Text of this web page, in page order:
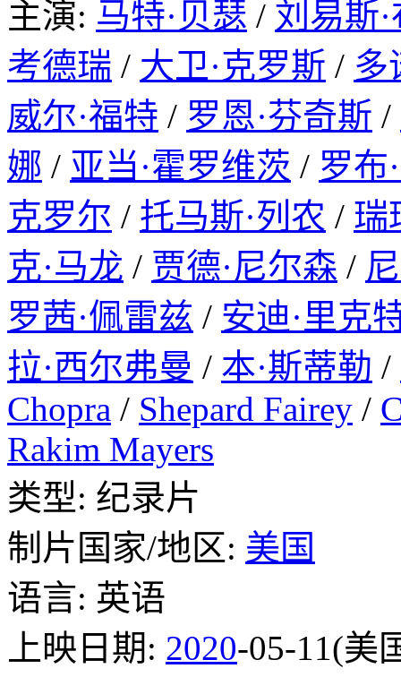
主演: 马特·贝瑟 / 刘易斯
考德瑞 / 大卫·克罗斯 / 多
威尔·福特 / 罗恩·芬奇斯 /
娜 / 亚当·霍罗维茨 / 罗布
克罗尔 / 托马斯·列农 / 瑞
克·马龙 / 贾德·尼尔森 /
罗茜·佩雷兹 / 安迪·里克
拉·西尔弗曼 / 本·斯蒂勒 /
Chopra / Shepard Fairey /
Rakim Mayers
类型: 纪录片
制片国家/地区: 美国
语言: 英语
上映日期: 2020-05-11(美